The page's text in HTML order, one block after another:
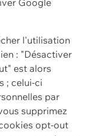
Google
l'utilisation
: "Désactiver
est alors
; celui-ci
par
supprimez
opt-out